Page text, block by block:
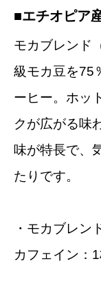
■エチオピア
モカブレンド
級モカ豆を75
ーヒー。ホッ
クが広がる味
味が特長で、
たりです。
・モカブレン
カフェイン：